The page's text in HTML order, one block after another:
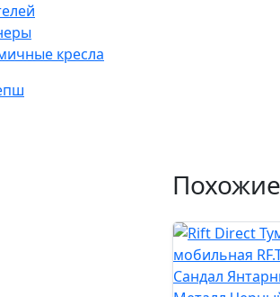
кресла